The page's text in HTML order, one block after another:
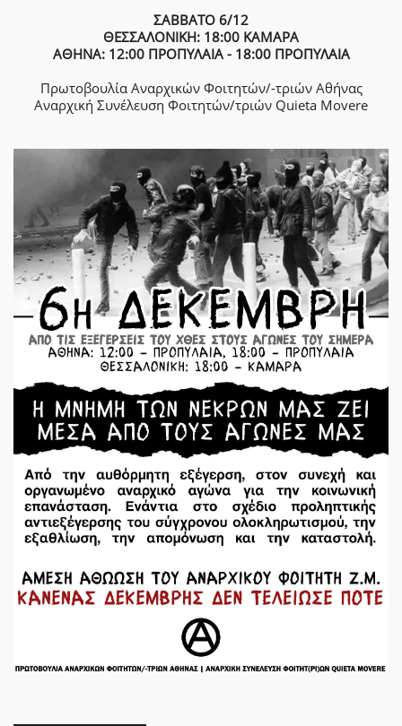
ΣΑΒΒΑΤΟ 6/12
ΘΕΣΣΑΛΟΝΙΚΗ: 18:00 ΚΑΜΑΡΑ
ΑΘΗΝΑ: 12:00 ΠΡΟΠΥΛΑΙΑ - 18:00 ΠΡΟΠΥΛΑΙΑ
Πρωτοβουλία Αναρχικών Φοιτητών/-τριών Αθήνας
Αναρχική Συνέλευση Φοιτητών/τριών Quieta Movere